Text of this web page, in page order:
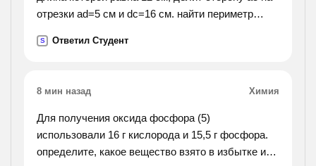
отрезки аd=5 см и dс=16 см. найти периметр
S Ответил Студент
8 мин назад Химия
Для получения оксида фосфора (5)
использовали 16 г кислорода и 15,5 г фосфора.
определите, какое вещество взято в избытке и